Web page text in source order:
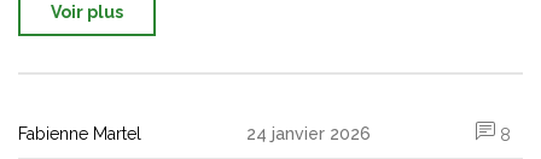
Voir plus
Fabienne Martel 24 janvier 2026 8